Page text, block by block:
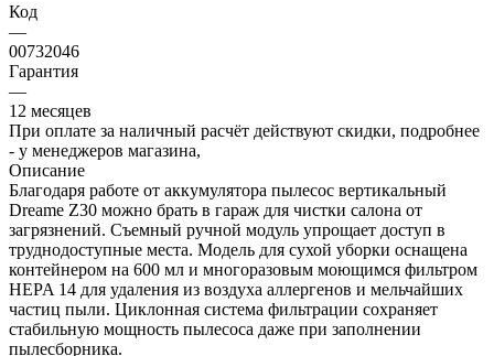
Код
—
00732046
Гарантия
—
12 месяцев
При оплате за наличный расчёт действуют скидки, подробнее
- у менеджеров магазина,
Описание
Благодаря работе от аккумулятора пылесос вертикальный
Dreame Z30 можно брать в гараж для чистки салона от
загрязнений. Съемный ручной модуль упрощает доступ в
труднодоступные места. Модель для сухой уборки оснащена
контейнером на 600 мл и многоразовым моющимся фильтром
HEPA 14 для удаления из воздуха аллергенов и мельчайших
частиц пыли. Циклонная система фильтрации сохраняет
стабильную мощность пылесоса даже при заполнении
пылесборника.